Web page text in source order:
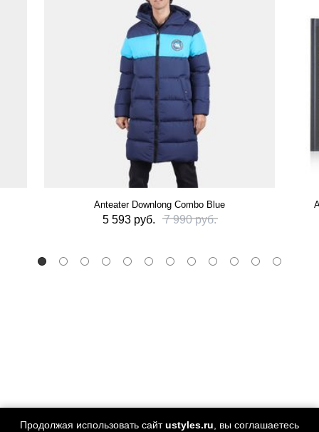
Anteater Downlong Combo Blue
5 593 руб. 7 990 руб.
Продолжая использовать сайтustyles.ru , вы соглашаетесь